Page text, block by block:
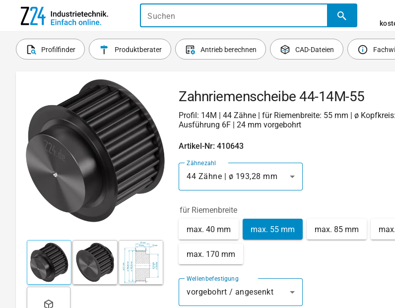
Suchen
Profilfinder Produktberater Antrieb berechnen CAD-Dateien
Zahnriemenscheibe 44-14M-55
Profil: 14M | 44 Zähne | für Riemenbreite: 55 mm | ø
Ausführung 6F | 24 mm vorgebohrt
Artikel-Nr: 410643
Zähnezahl
44 Zähne | ø 193,28 mm
für Riemenbreite
max. 40 mm max. 55 mm max. 85 mm
max. 170 mm
Wellenbefestigung
vorgebohrt / angesenkt